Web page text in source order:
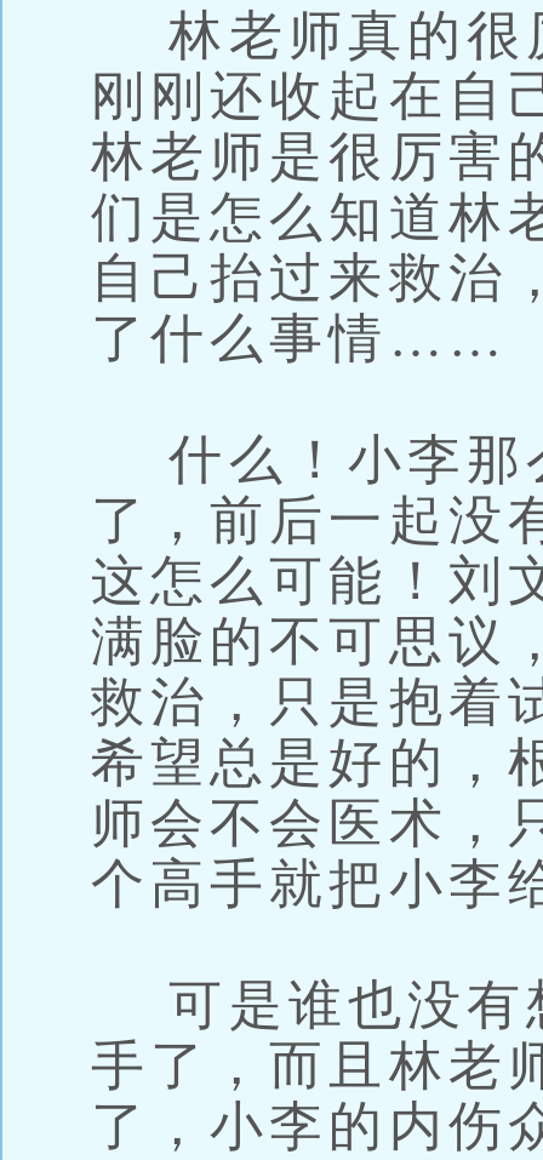
林老师真的很
刚刚还收起在自
林老师是很厉害
们是怎么知道林
自己抬过来救
了什么事情……
什么！小李那
了，前后一起没
这怎么可能！刘
满脸的不可思议
救治，只是抱着
希望总是好的，
师会不会医术，
个高手就把小李
可是谁也没有
手了，而且林老
了，小李的内伤